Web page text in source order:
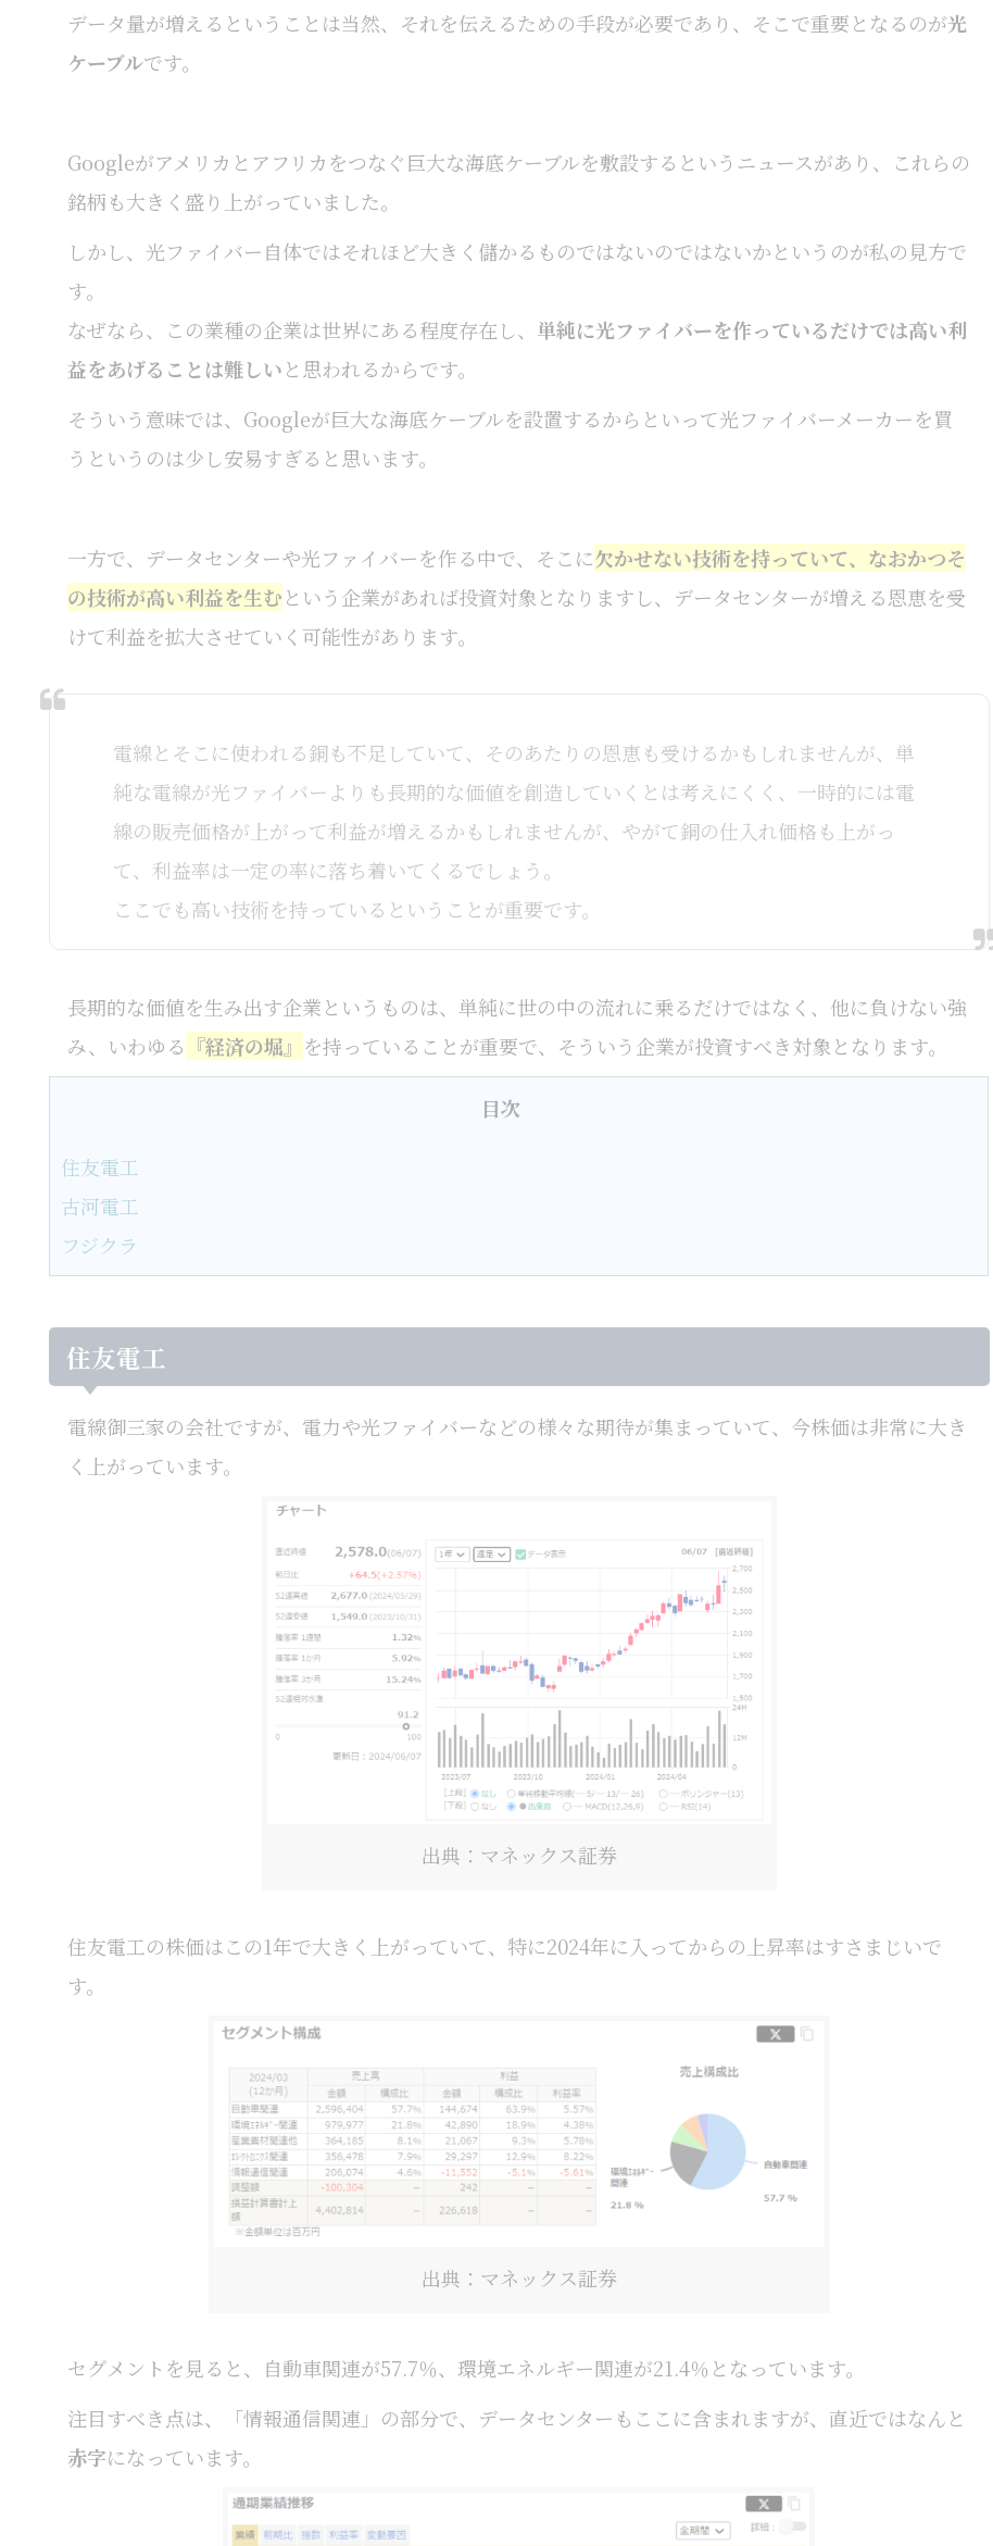
データ量が増えるということは当然、それを伝えるための手段が必要であり、そこで重要となるのが光
ケーブルです。
Googleがアメリカとアフリカをつなぐ巨大な海底ケーブルを敷設するというニュースがあり、これらの
銘柄も大きく盛り上がっていました。
しかし、光ファイバー自体ではそれほど大きく儲かるものではないのではないかというのが私の見方で
す。
なぜなら、この業種の企業は世界にある程度存在し、 単純に光ファイバーを作っているだけでは高い利
益をあげることは難しいと思われるからです。
そういう意味では、Googleが巨大な海底ケーブルを設置するからといって光ファイバーメーカーを買
うというのは少し安易すぎると思います。
一方で、データセンターや光ファイバーを作る中で、そこに欠かせない技術を持っていて、なおかつそ
の技術が高い利益を生むという企業があれば投資対象となりますし、データセンターが増える恩恵を受
けて利益を拡大させていく可能性があります。
電線とそこに使われる銅も不足していて、そのあたりの恩恵も受けるかもしれませんが、単
純な電線が光ファイバーよりも長期的な価値を創造していくとは考えにくく、一時的には電
線の販売価格が上がって利益が増えるかもしれませんが、やがて銅の仕入れ価格も上がっ
て、利益率は一定の率に落ち着いてくるでしょう。
ここでも高い技術を持っているということが重要です。
長期的な価値を生み出す企業というものは、単純に世の中の流れに乗るだけではなく、他に負けない強
み、いわゆる 『経済の堀』 を持っていることが重要で、そういう企業が投資すべき対象となります。
目次
住友電工
古河電工
フジクラ
住友電工
電線御三家の会社ですが、電力や光ファイバーなどの様々な期待が集まっていて、今株価は非常に大き
く上がっています。
出典：マネックス証券
住友電工の株価はこの1年で大きく上がっていて、特に2024年に入ってからの上昇率はすさまじいで
す。
出典：マネックス証券
セグメントを見ると、自動車関連が57.7％、環境エネルギー関連が21.4％となっています。
注目すべき点は、「情報通信関連」の部分で、データセンターもここに含まれますが、直近ではなんと
赤字になっています。